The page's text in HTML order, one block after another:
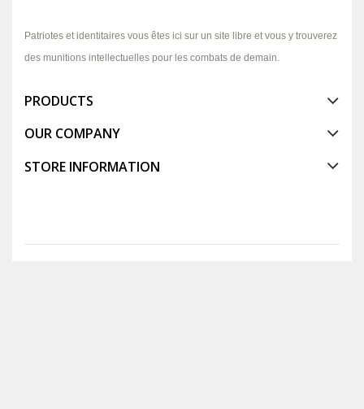
Patriotes et identitaires vous êtes ici sur un site libre et vous y trouverez
des munitions intellectuelles pour les combats de demain.
PRODUCTS
OUR COMPANY
STORE INFORMATION